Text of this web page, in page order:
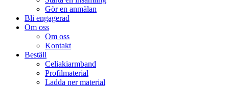
Gör en anmälan
Bli engagerad
Om oss
Om oss
Kontakt
Beställ
Celiakiarmband
Profilmaterial
Ladda ner material